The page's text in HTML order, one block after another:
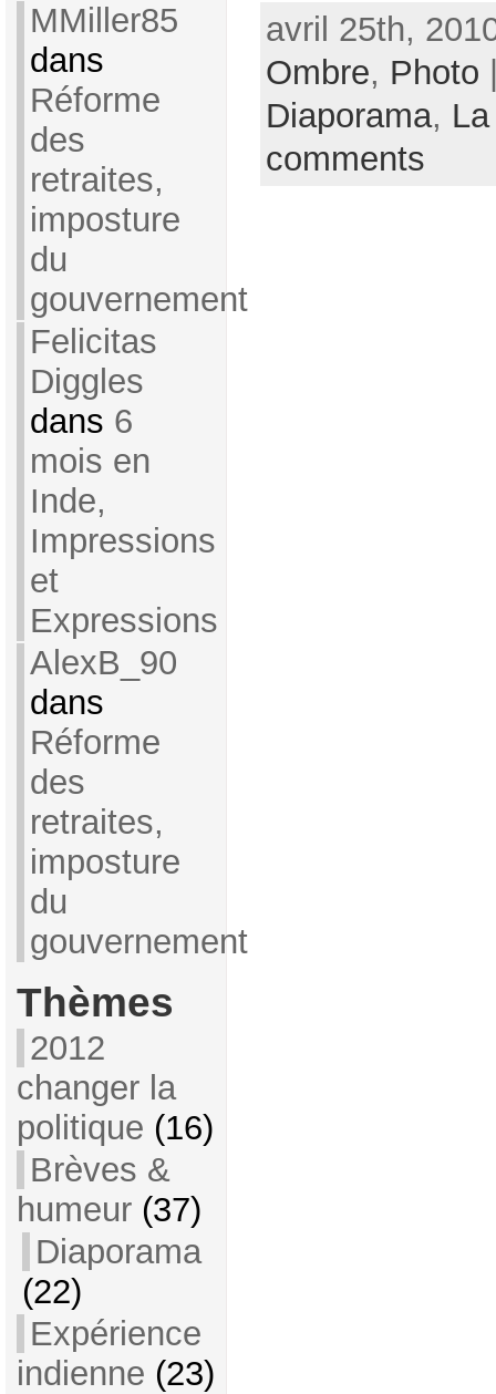
MMiller85
dans
Réforme
des
retraites,
imposture
du
gouvernement
Felicitas
Diggles
dans 6
mois en
Inde,
Impressions
et
Expressions
AlexB_90
dans
Réforme
des
retraites,
imposture
du
gouvernement
Thèmes
2012
changer la
politique (16)
Brèves &
humeur(37)
Diaporama
(22)
Expérience
indienne (23)
avril 25th,
Ombre, Photo
Diaporama,
comments